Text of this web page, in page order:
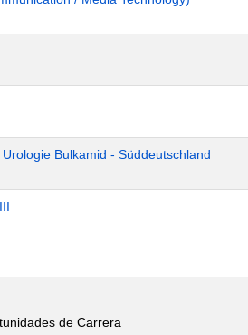
Bulkamid - Süddeutschland
de Carrera